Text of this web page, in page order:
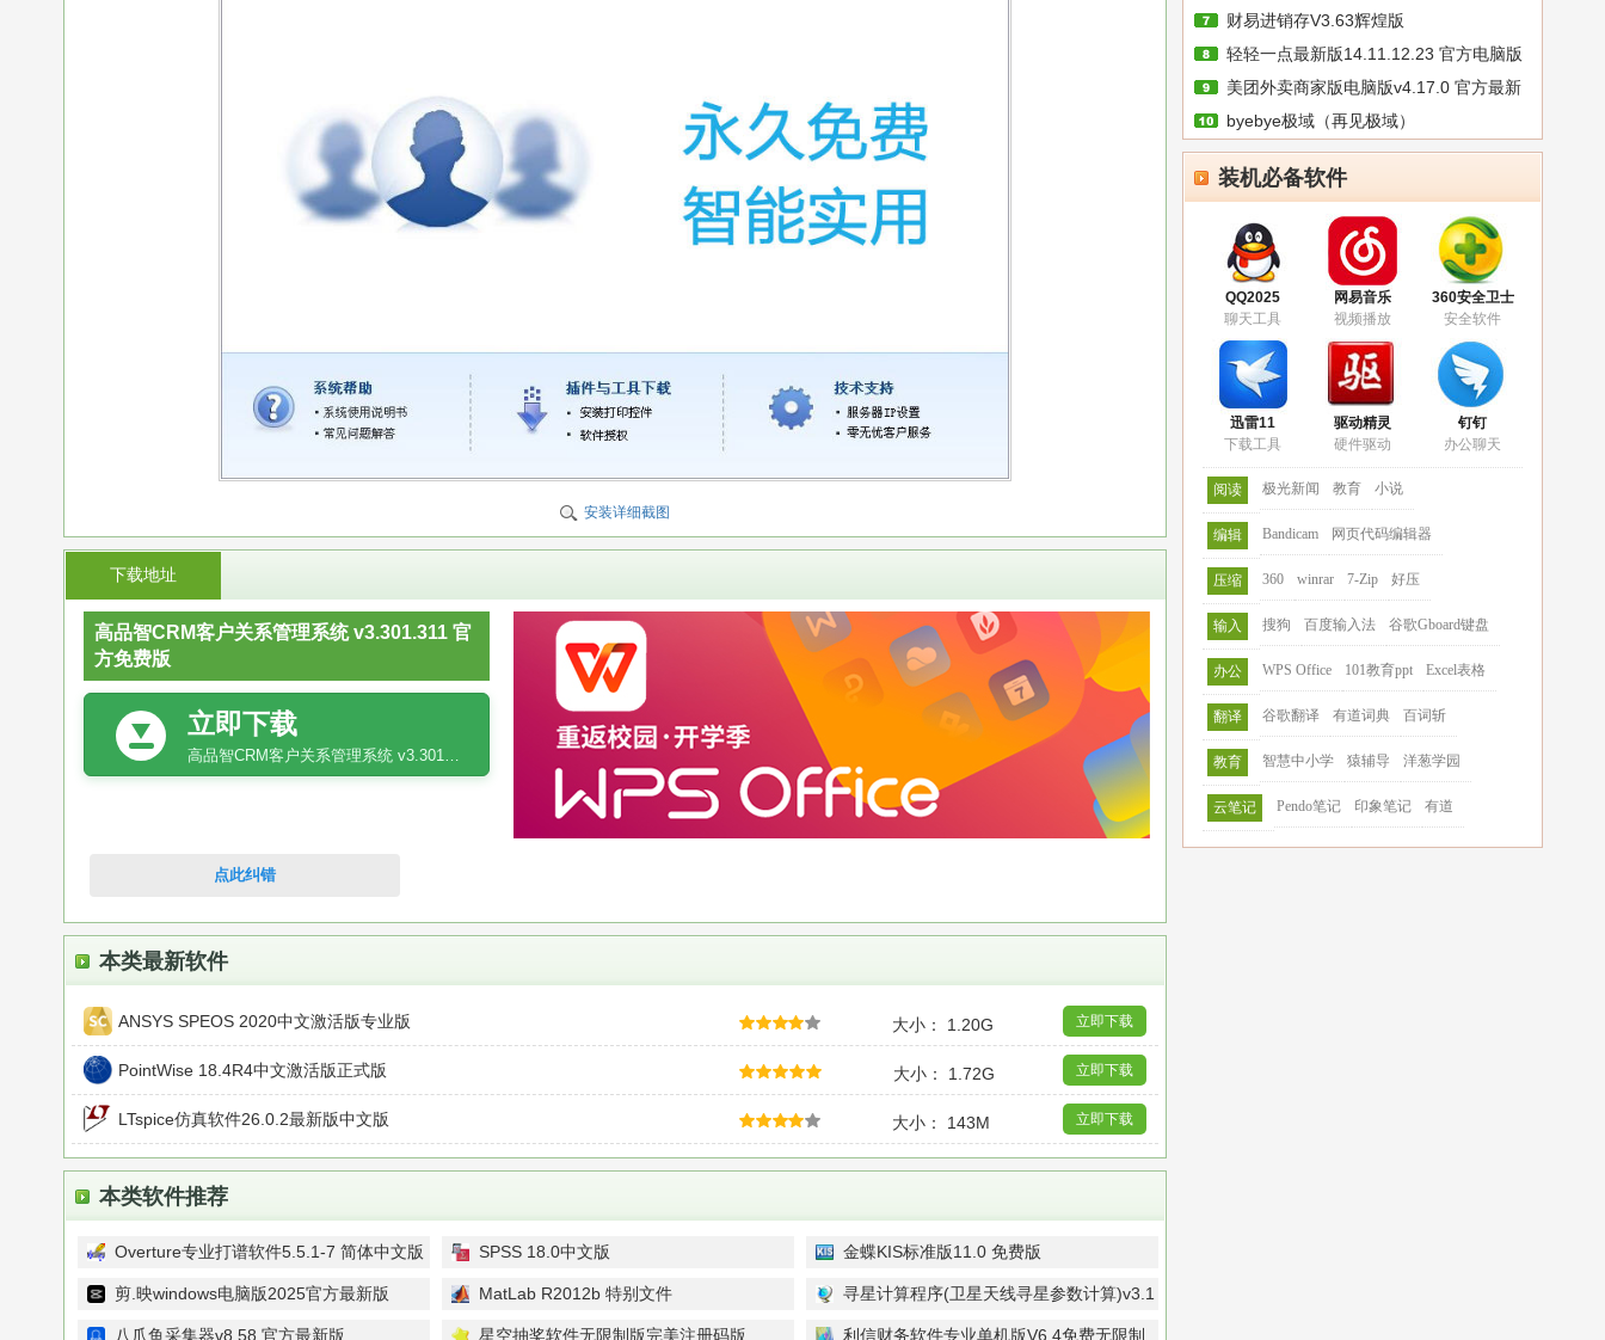
色
财易进销存V3.63辉煌版
轻轻一点最新版14.11.12.23 官方电脑版
美团外卖商家版电脑版v4.17.0 官方最新
byebye极域（再见极域）
装机必备软件
QQ2025
聊天工具
网易音乐
视频播放
360安全卫士
安全软件
迅雷11
下载工具
驱动精灵
硬件驱动
钉钉
办公聊天
阅读 极光新闻 教育 小说
编辑 Bandicam 网页代码编辑器
压缩 360 winrar 7-Zip 好压
输入 搜狗 百度输入法 谷歌Gboard键盘
办公 WPS Office 101教育ppt Excel表格
翻译 谷歌翻译 有道词典 百词斩
教育 智慧中小学 猿辅导 洋葱学园
云笔记 Pendo笔记 印象笔记 有道
安装详细截图
下载地址
高品智CRM客户关系管理系统 v3.301.311 官
方免费版
立即下载
点此纠错
本类最新软件
ANSYS SPEOS 2020中文激活版专业版 大小： 1.20G 立即下载
PointWise 18.4R4中文激活版正式版 大小： 1.72G 立即下载
LTspice仿真软件26.0.2最新版中文版 大小： 143M 立即下载
本类软件推荐
Overture专业打谱软件5.5.1-7 简体中文版 SPSS 18.0中文版 金蝶KIS标准版11.0 免费版
剪.映windows电脑版2025官方最新版
v7.1.0最新专业版
MatLab R2012b 特别文件
寻星计算程序(卫星天线寻星参数计算)v3.1
绿色版
八爪鱼采集器v8.58 官方最新版 星空抽奖软件无限制版完美注册码版 利信财务软件专业单机版V6.4免费无限制